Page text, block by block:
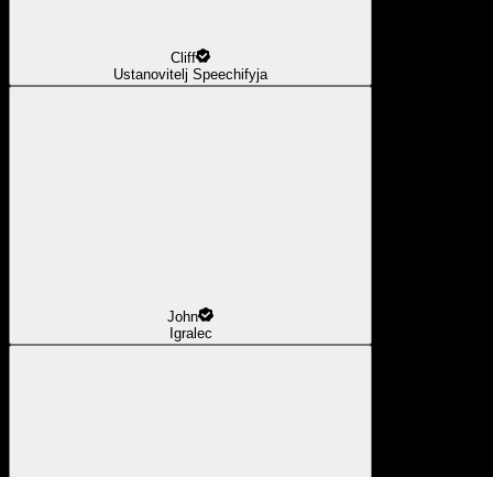
Cliff
Ustanovitelj Speechifyja
John
Igralec